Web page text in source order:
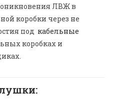
ЛВЖ в
коробки через не
под кабельные
коробках и